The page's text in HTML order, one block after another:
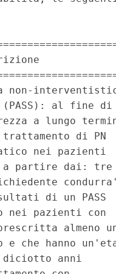
non-
al fine di
a lungo
di PN
nei pazienti
partire dai: tre
di un PASS
nei pazienti con
almeno
e che hanno
anni